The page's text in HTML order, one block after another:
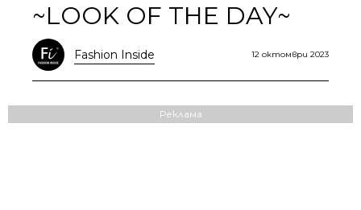
~LOOK OF THE DAY~
Fashion Inside 12 октомври 2023
Реклама